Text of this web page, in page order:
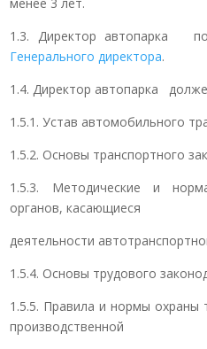
1.3. Директор автопарка
Генерального директора.
1.4. Директор автопарка
1.5.1. Устав автомобильного
1.5.2. Основы транспортного
1.5.3. Методические и
органов, касающиеся
деятельности
1.5.4. Основы трудового
1.5.5. Правила и нормы охраны
производственной